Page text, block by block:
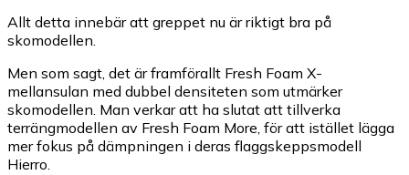
Allt detta innebär att greppet nu är riktigt bra på
skomodellen.
Men som sagt, det är framförallt Fresh Foam X-
mellansulan med dubbel densiteten som utmärker
skomodellen. Man verkar att ha slutat att tillverka
terrängmodellen av Fresh Foam More, för att istället lägga
mer fokus på dämpningen i deras flaggskeppsmodell
Hierro.